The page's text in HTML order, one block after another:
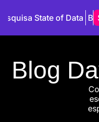
State of Data
Blog